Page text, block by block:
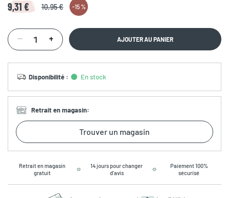
9,31 € 10,95 € -15 %
AJOUTER AU PANIER
Disponibilité : En stock
Retrait en magasin:
Trouver un magasin
Retrait en magasin
gratuit
14 jours pour changer
d’avis
Paiement 100%
sécurisé